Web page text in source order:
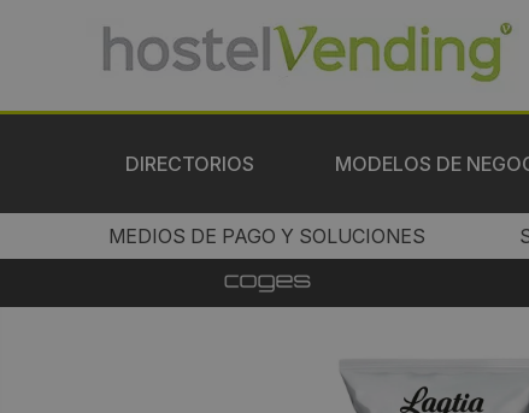
DIRECTORIOS MODELOS DE
MEDIOS DE PAGO Y SOLUCIONES